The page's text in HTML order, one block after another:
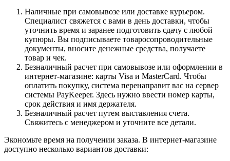
Наличные при самовывозе или доставке курьером.
Специалист свяжется с вами в день доставки, чтобы
уточнить время и заранее подготовить сдачу с любой
купюры. Вы подписываете товаросопроводительные
документы, вносите денежные средства, получаете
товар и чек.
Безналичный расчет при самовывозе или оформлении в
интернет-магазине: карты Visa и MasterCard. Чтобы
оплатить покупку, система перенаправит вас на сервер
системы PayKeeper. Здесь нужно ввести номер карты,
срок действия и имя держателя.
Безналичный расчет путем выставления счета.
Свяжитесь с менеджером и уточните все детали.
Экономьте время на получении заказа. В интернет-магазине
доступно несколько вариантов доставки: